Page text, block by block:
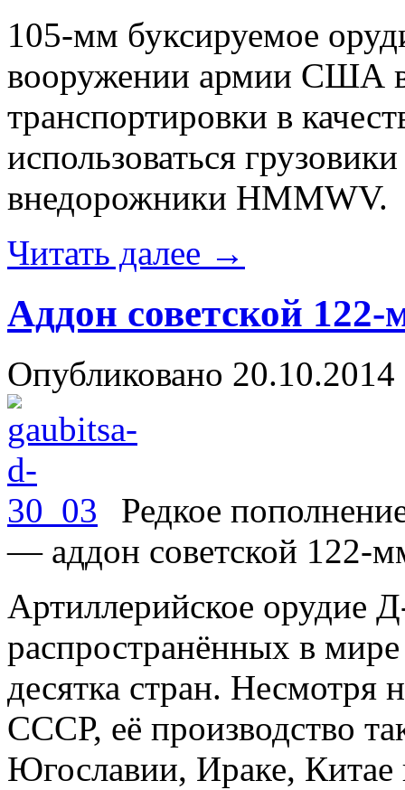
105-мм буксируемое
вооружении армии США
транспортировки в
использоваться
внедорожники HMMWV.
Читать далее →
Аддон советской
Опубликовано 20.10.2014
Редкое
— аддон советской 122-
Артиллерийское орудие
распространённых в
десятка стран. Несмотря
СССР, её производство
Югославии, Ираке, Китае